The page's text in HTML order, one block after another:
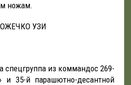
ножам.
УЗИ
спецгруппа из коммандос 269-
и 35-й парашютно-десантной